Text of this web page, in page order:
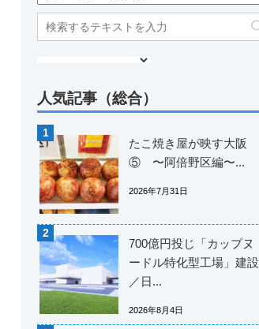
人気記事（総合）
たこ焼き屋が映す大阪
⑤ 〜阿倍野区編〜...
2026年7月31日
700億円投じ「カップヌ
ードル特化型工場」建設
／日...
2026年8月4日